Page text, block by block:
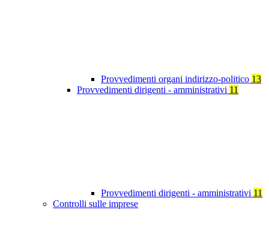
Provvedimenti organi indirizzo-politico 13
Provvedimenti dirigenti - amministrativi 11
Provvedimenti dirigenti - amministrativi 11
Controlli sulle imprese